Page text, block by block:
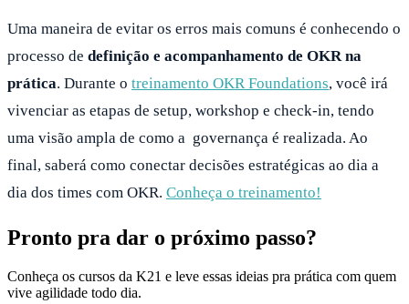
Uma maneira de evitar os erros mais comuns é conhecendo o
processo de definição e acompanhamento de OKR na
prática. Durante o treinamento OKR Foundations, você irá
vivenciar as etapas de setup, workshop e check-in, tendo
uma visão ampla de como a governança é realizada. Ao
final, saberá como conectar decisões estratégicas ao dia a
dia dos times com OKR. Conheça o treinamento!
Pronto pra dar o próximo passo?
Conheça os cursos da K21 e leve essas ideias pra prática com quem
vive agilidade todo dia.